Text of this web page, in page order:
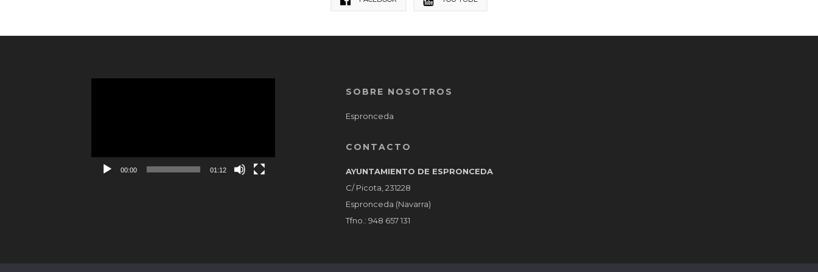
00:00 01:12
SOBRE NOSOTROS
Espronceda
CONTACTO
AYUNTAMIENTO DE ESPRONCEDA
C/ Picota, 231228
Espronceda (Navarra)
Tfno.: 948 657 131